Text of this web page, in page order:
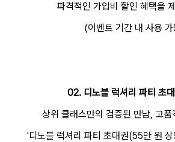
파격적인 가입비 할인 혜택을
(이벤트 기간 내 사용 가
02. 디노블 럭셔리 파티 초
상위 클래스만의 검증된 만남, 고품
'디노블 럭셔리 파티 초대권(55만 원